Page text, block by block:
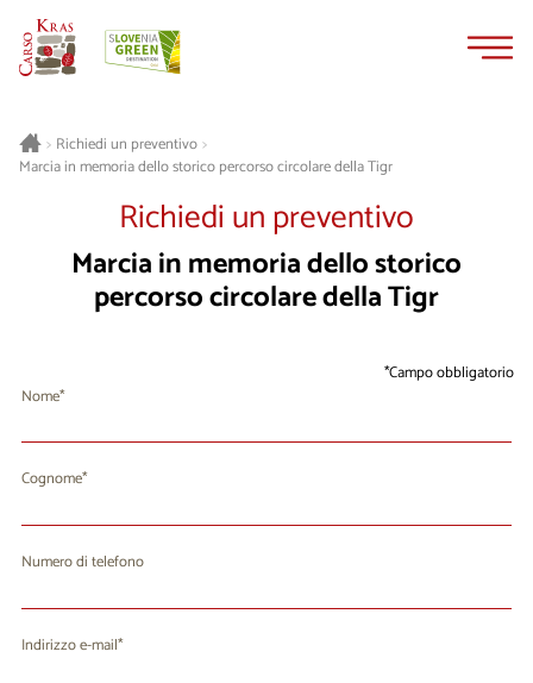
> Richiedi un preventivo>
Marcia in memoria dello storico percorso circolare della Tigr
Richiedi un preventivo
Marcia in memoria dello storico
percorso circolare della Tigr
Campo obbligatorio
Nome
Cognome
Numero di telefono
Indirizzo e-mail